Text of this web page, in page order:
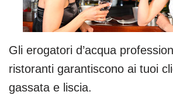
Gli erogatori d’acqua
ristoranti garantiscono ai tuoi
gassata e liscia.